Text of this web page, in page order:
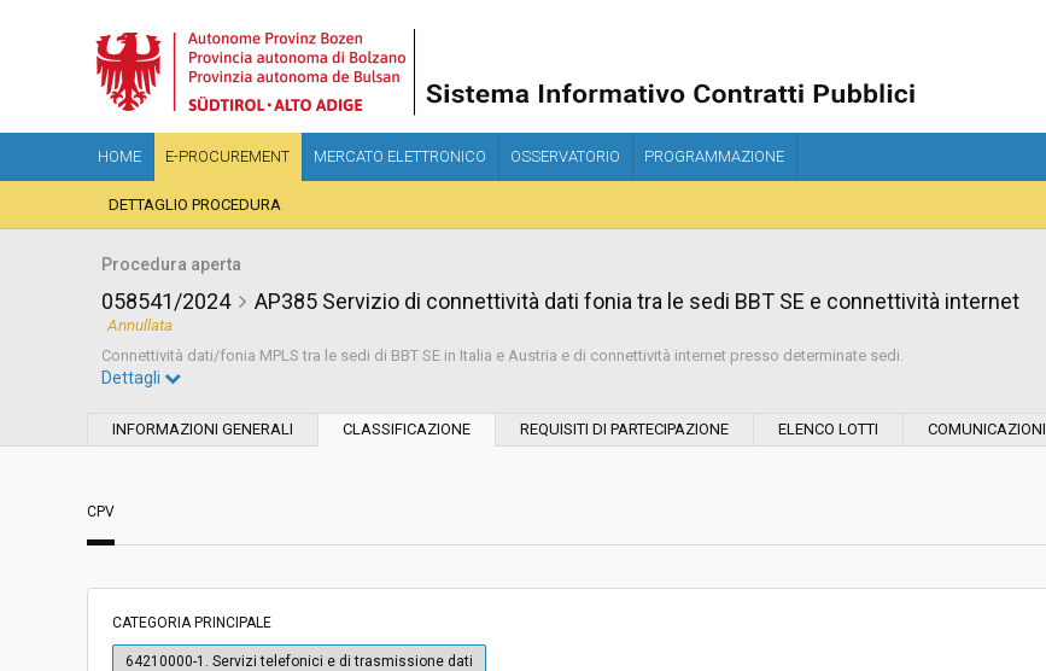
HOME E-PROCUREMENT MERCATO ELETTRONICO OSSERVATORIO PROGRAMMAZIONE
DETTAGLIO PROCEDURA
Procedura aperta
058541/2024 AP385 Servizio di connettività dati fonia tra le sedi BBT SE e connettività internet
Annullata
Connettività dati/fonia MPLS tra le sedi di BBT SE in Italia e Austria e di connettività internet presso determinate sedi.
Scelta del contraente: Procedura aperta Svolgimento:
Valore stimato della procedura: € 1.445.082,80
Dettagli
INFORMAZIONI GENERALI CLASSIFICAZIONE REQUISITI DI PARTECIPAZIONE ELENCO LOTTI COMUNICAZIONI
CPV
CATEGORIA PRINCIPALE
64210000-1. Servizi telefonici e di trasmissione dati